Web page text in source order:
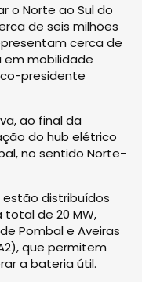
o Norte ao Sul do
de seis milhões
cerca de
em mobilidade
presidente
ao final da
do hub elétrico
no sentido Norte-
estão distribuídos
de 20 MW,
Pombal e Aveiras
que permitem
a bateria útil.